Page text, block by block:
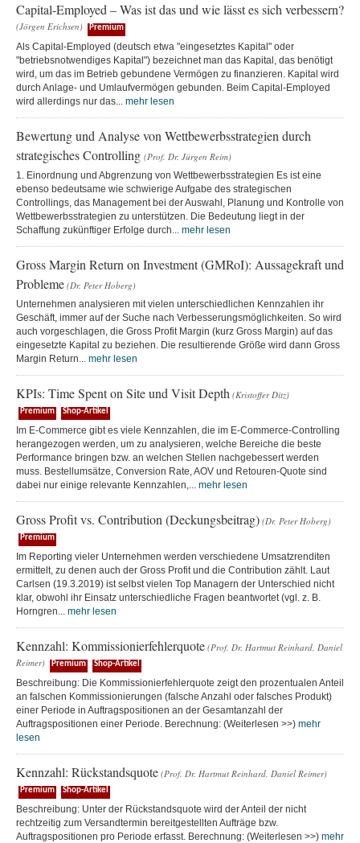
Capital-Employed – Was ist das und wie lässt es sich verbessern?
(Jörgen Erichsen) Premium
Als Capital-Employed (deutsch etwa "eingesetztes Kapital" oder
"betriebsnotwendiges Kapital") bezeichnet man das Kapital, das benötigt
wird, um das im Betrieb gebundene Vermögen zu finanzieren. Kapital wird
durch Anlage- und Umlaufvermögen gebunden. Beim Capital-Employed
wird allerdings nur das... mehr lesen
Bewertung und Analyse von Wettbewerbsstrategien durch
strategisches Controlling (Prof. Dr. Jürgen Reim)
1. Einordnung und Abgrenzung von Wettbewerbsstrategien Es ist eine
ebenso bedeutsame wie schwierige Aufgabe des strategischen
Controllings, das Management bei der Auswahl, Planung und Kontrolle von
Wettbewerbsstrategien zu unterstützen. Die Bedeutung liegt in der
Schaffung zukünftiger Erfolge durch... mehr lesen
Gross Margin Return on Investment (GMRoI): Aussagekraft und
Probleme (Dr. Peter Hoberg)
Unternehmen analysieren mit vielen unterschiedlichen Kennzahlen ihr
Geschäft, immer auf der Suche nach Verbesserungsmöglichkeiten. So wird
auch vorgeschlagen, die Gross Profit Margin (kurz Gross Margin) auf das
eingesetzte Kapital zu beziehen. Die resultierende Größe wird dann Gross
Margin Return... mehr lesen
KPIs: Time Spent on Site und Visit Depth (Kristoffer Ditz)
Premium Shop-Artikel
Im E-Commerce gibt es viele Kennzahlen, die im E-Commerce-Controlling
herangezogen werden, um zu analysieren, welche Bereiche die beste
Performance bringen bzw. an welchen Stellen nachgebessert werden
muss. Bestellumsätze, Conversion Rate, AOV und Retouren-Quote sind
dabei nur einige relevante Kennzahlen,... mehr lesen
Gross Profit vs. Contribution (Deckungsbeitrag) (Dr. Peter Hoberg)
Premium
Im Reporting vieler Unternehmen werden verschiedene Umsatzrenditen
ermittelt, zu denen auch der Gross Profit und die Contribution zählt. Laut
Carlsen (19.3.2019) ist selbst vielen Top Managern der Unterschied nicht
klar, obwohl ihr Einsatz unterschiedliche Fragen beantwortet (vgl. z. B.
Horngren... mehr lesen
Kennzahl: Kommissionierfehlerquote (Prof. Dr. Hartmut Reinhard, Daniel
Reimer)
Premium Shop-Artikel
Beschreibung: Die Kommissionierfehlerquote zeigt den prozentualen Anteil
an falschen Kommissionierungen (falsche Anzahl oder falsches Produkt)
einer Periode in Auftragspositionen an der Gesamtanzahl der
Auftragspositionen einer Periode. Berechnung: (Weiterlesen >>) mehr
lesen
Kennzahl: Rückstandsquote (Prof. Dr. Hartmut Reinhard, Daniel Reimer)
Premium Shop-Artikel
Beschreibung: Unter der Rückstandsquote wird der Anteil der nicht
rechtzeitig zum Versandtermin bereitgestellten Aufträge bzw.
Auftragspositionen pro Periode erfasst. Berechnung: (Weiterlesen >>) mehr